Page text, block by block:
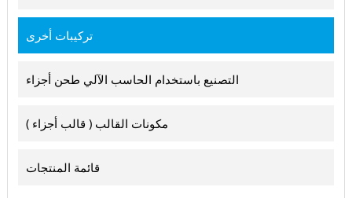
تركيبات أخرى
التصنيع باستخدام الحاسب الآلي طحن أجزاء
مكونات القالب ( قالب أجزاء )
قائمة المنتجات